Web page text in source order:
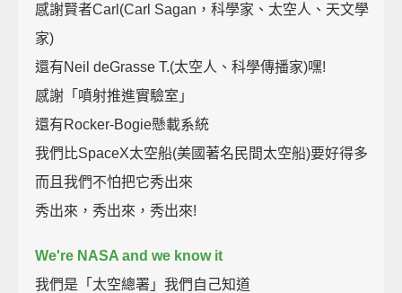
感謝賢者Carl(Carl Sagan，科學家、太空人、天文學
家)
還有Neil deGrasse T.(太空人、科學傳播家)嘿!
感謝「噴射推進實驗室」
還有Rocker-Bogie懸載系統
我們比SpaceX太空船(美國著名民間太空船)要好得多
而且我們不怕把它秀出來
秀出來，秀出來，秀出來!
We're NASA and we know it
我們是「太空總署」我們自己知道